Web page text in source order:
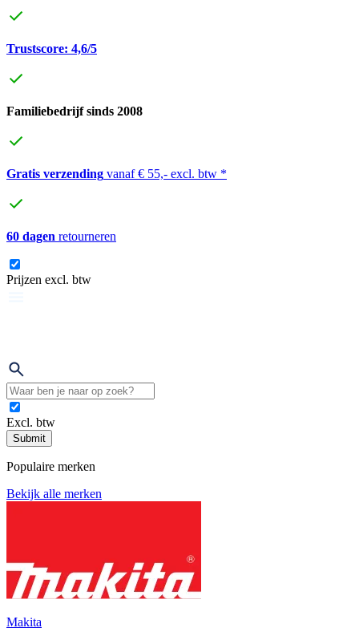
Trustscore: 4,6/5
Familiebedrijf sinds 2008
Gratis verzending vanaf € 55,- excl. btw *
60 dagen retourneren
Prijzen excl. btw
Excl. btw
Submit
Populaire merken
Bekijk alle merken
Makita